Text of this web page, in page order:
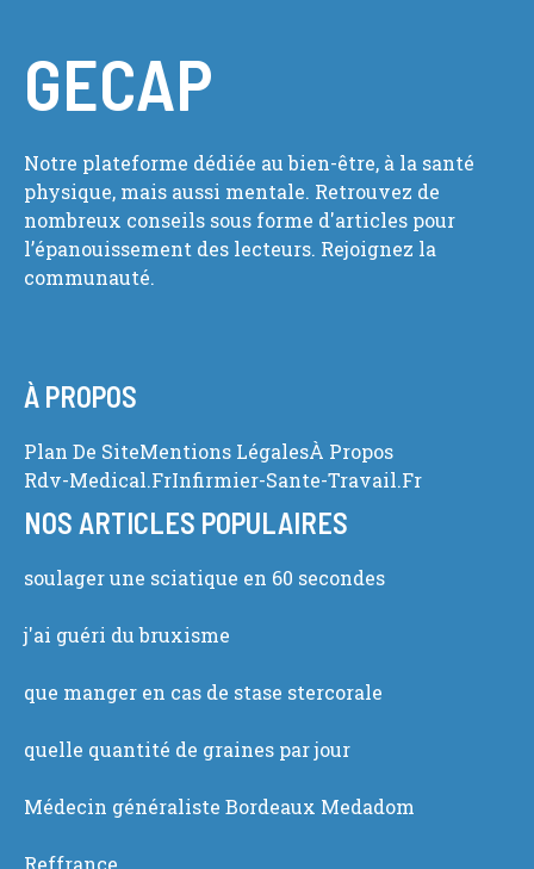
GECAP
Notre plateforme dédiée au bien-être, à la santé
physique, mais aussi mentale. Retrouvez de
nombreux conseils sous forme d'articles pour
l’épanouissement des lecteurs. Rejoignez la
communauté.
À PROPOS
Plan De SiteMentions LégalesÀ Propos
Rdv-Medical.frInfirmier-Sante-Travail.fr
NOS ARTICLES POPULAIRES
soulager une sciatique en 60 secondes
j'ai guéri du bruxisme
que manger en cas de stase stercorale
quelle quantité de graines par jour
Médecin généraliste Bordeaux Medadom
Reffrance